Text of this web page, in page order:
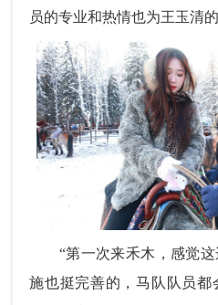
员的专业和热情也为王玉清
“第一次来禾木，感觉这
施也挺完善的，马队队员都